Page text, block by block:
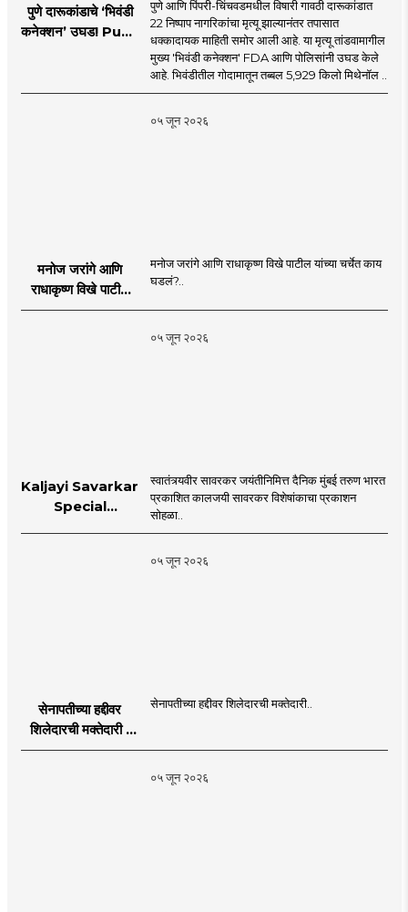
पुणे दारूकांडाचे ‘भिवंडी
कनेक्शन’ उघड! Pune
पुणे आणि पिंपरी-चिंचवडमधील विषारी गावठी दारूकांडात
22 निष्पाप नागरिकांचा मृत्यू झाल्यानंतर तपासात
धक्कादायक माहिती समोर आली आहे. या मृत्यू तांडवामागील
मुख्य 'भिवंडी कनेक्शन' FDA आणि पोलिसांनी उघड केले
आहे. भिवंडीतील गोदामातून तब्बल 5,929 किलो मिथेनॉल ..
०५ जून २०२६
मनोज जरांगे आणि
राधाकृष्ण विखे पाटील
यांच्या चर्चेत काय घडलं?
मनोज जरांगे आणि राधाकृष्ण विखे पाटील यांच्या चर्चेत काय
घडलं?..
०५ जून २०२६
Kaljayi Savarkar
Special
स्वातंत्र्यवीर सावरकर जयंतीनिमित्त दैनिक मुंबई तरुण भारत
प्रकाशित कालजयी सावरकर विशेषांकाचा प्रकाशन
सोहळा..
०५ जून २०२६
सेनापतीच्या हद्दीवर
शिलेदारची मक्तेदारी |
Sahyadri Tiger
सेनापतीच्या हद्दीवर शिलेदारची मक्तेदारी..
०५ जून २०२६